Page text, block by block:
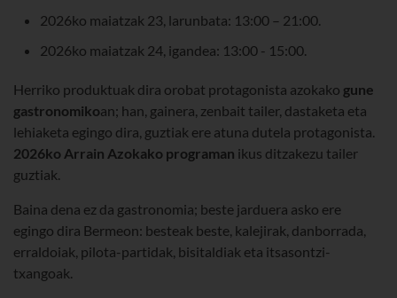
2026ko maiatzak 23, larunbata: 13:00 – 21:00.
2026ko maiatzak 24, igandea: 13:00 - 15:00.
Herriko produktuak dira orobat protagonista azokako gune
gastronomikoan; han, gainera, zenbait tailer, dastaketa eta
lehiaketa egingo dira, guztiak ere atuna dutela protagonista.
2026ko Arrain Azokako programan ikus ditzakezu tailer
guztiak.
Baina dena ez da gastronomia; beste jarduera asko ere
egingo dira Bermeon: besteak beste, kalejirak, danborrada,
erraldoiak, pilota-partidak, bisitaldiak eta itsasontzi-
txangoak.